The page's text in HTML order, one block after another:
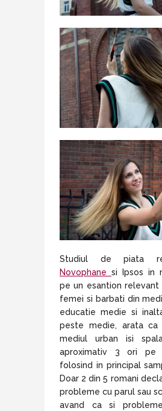
Studiul de piata
Novophane si Ipsos in
pe un esantion
femei si barbati din
educatie medie si
peste medie, arata ca
mediul urban isi
aproximativ 3 ori pe
folosind in principal
Doar 2 din 5 romani
probleme cu parul sau
avand ca si